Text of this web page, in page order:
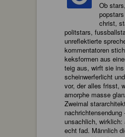
Ob
christ,
politstars,
unreflektierte
kommentatoren
keksformen aus
teig aus, wirft sie ins
scheinwerferlicht
vor, der alles frisst,
amorphe masse
Zweimal
nachrichtensendung
unsachlich, wirklich:
echt fad. Männlich